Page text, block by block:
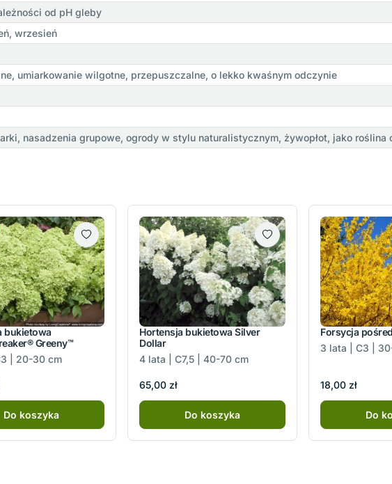
od pH gleby
wrzesień
umiarkowanie wilgotne, przepuszczalne, o lekko kwaśnym odczynie
nasadzenia grupowe, ogrody w stylu naturalistycznym, żywopłot, jako roślina
bukietowa
Greeny™
| 20-30 cm
Do koszyka
Hortensja bukietowa Silver
Dollar
4 lata | C7,5 | 40-70 cm
65,00 zł
Do koszyka
Forsycja
3 lata | C3 |
18,00 zł
Do